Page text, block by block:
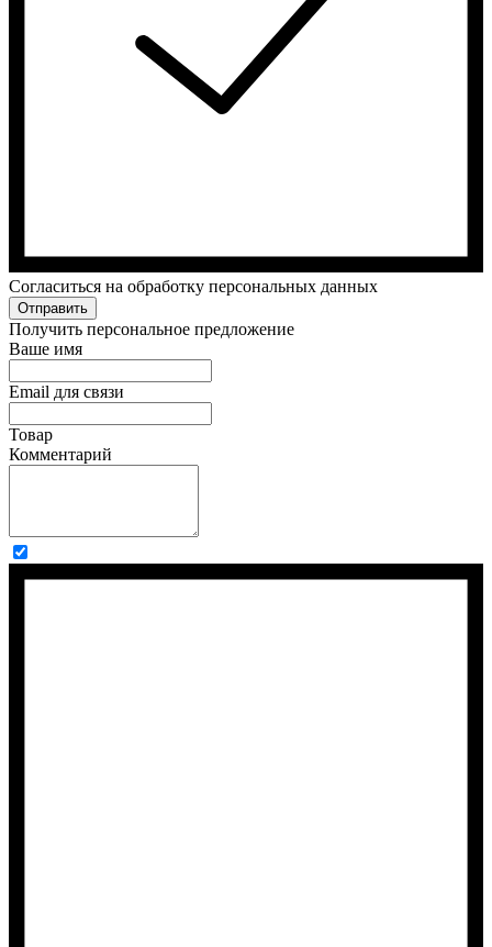
Cогласиться на обработку персональных данных
Отправить
Получить персональное предложение
Ваше имя
Email для связи
Товар
Комментарий